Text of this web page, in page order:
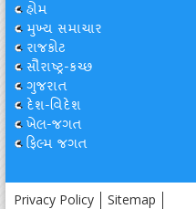
હોમ
મુખ્ય સમાચાર
રાજકોટ
સૌરાષ્ટ્ર-કચ્છ
ગુજરાત
દેશ-વિદેશ
ખેલ-જગત
ફિલ્મ જગત
Privacy Policy Sitemap